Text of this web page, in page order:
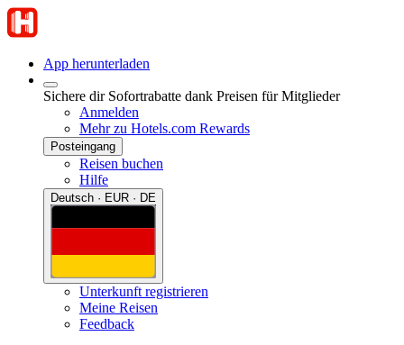
App herunterladen
Sichere dir Sofortrabatte dank Preisen für Mitglieder
Anmelden
Mehr zu Hotels.com Rewards
Posteingang
Reisen buchen
Hilfe
Deutsch · EUR · DE
Unterkunft registrieren
Meine Reisen
Feedback